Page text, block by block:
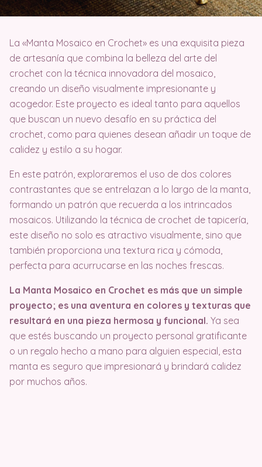
La «Manta Mosaico en Crochet» es una exquisita pieza
de artesanía que combina la belleza del arte del
crochet con la técnica innovadora del mosaico,
creando un diseño visualmente impresionante y
acogedor. Este proyecto es ideal tanto para aquellos
que buscan un nuevo desafío en su práctica del
crochet, como para quienes desean añadir un toque de
calidez y estilo a su hogar.
En este patrón, exploraremos el uso de dos colores
contrastantes que se entrelazan a lo largo de la manta,
formando un patrón que recuerda a los intrincados
mosaicos. Utilizando la técnica de crochet de tapicería,
este diseño no solo es atractivo visualmente, sino que
también proporciona una textura rica y cómoda,
perfecta para acurrucarse en las noches frescas.
La Manta Mosaico en Crochet es más que un simple
proyecto; es una aventura en colores y texturas que
resultará en una pieza hermosa y funcional. Ya sea
que estés buscando un proyecto personal gratificante
o un regalo hecho a mano para alguien especial, esta
manta es seguro que impresionará y brindará calidez
por muchos años.